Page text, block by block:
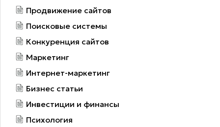
Продвижение сайтов
Поисковые системы
Конкуренция сайтов
Маркетинг
Интернет-маркетинг
Бизнес статьи
Инвестиции и финансы
Психология